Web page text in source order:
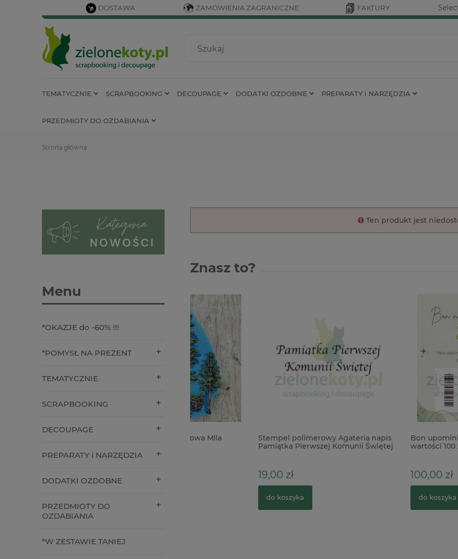
DOSTAWA ZAMÓWIENIA ZAGRANICZNE FAKTURY
TEMATYCZNIE SCRAPBOOKING DECOUPAGE DODATKI OZDOBNE PREPARATY i NARZĘDZIA
PRZEDMIOTY DO OZDABIANIA
Strona główna
Menu
*OKAZJE do -60% !!!
*POMYSŁ NA PREZENT
TEMATYCZNIE
SCRAPBOOKING
DECOUPAGE
PREPARATY i NARZĘDZIA
DODATKI OZDOBNE
PRZEDMIOTY DO
OZDABIANIA
*W ZESTAWIE TANIEJ
Ten produkt jest
Znasz to?
Stempel polimerowy Agateria napis
Pamiątka Pierwszej Komunii Świętej
Bon upominkowy na zakupy
wartości 100 zł - elektroniczny